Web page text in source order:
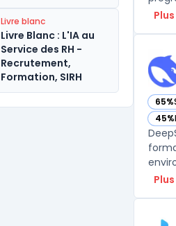
Livre blanc
Livre Blanc : L'IA au
Service des RH -
Recrutement,
Formation, SIRH
65%
—
45%
—